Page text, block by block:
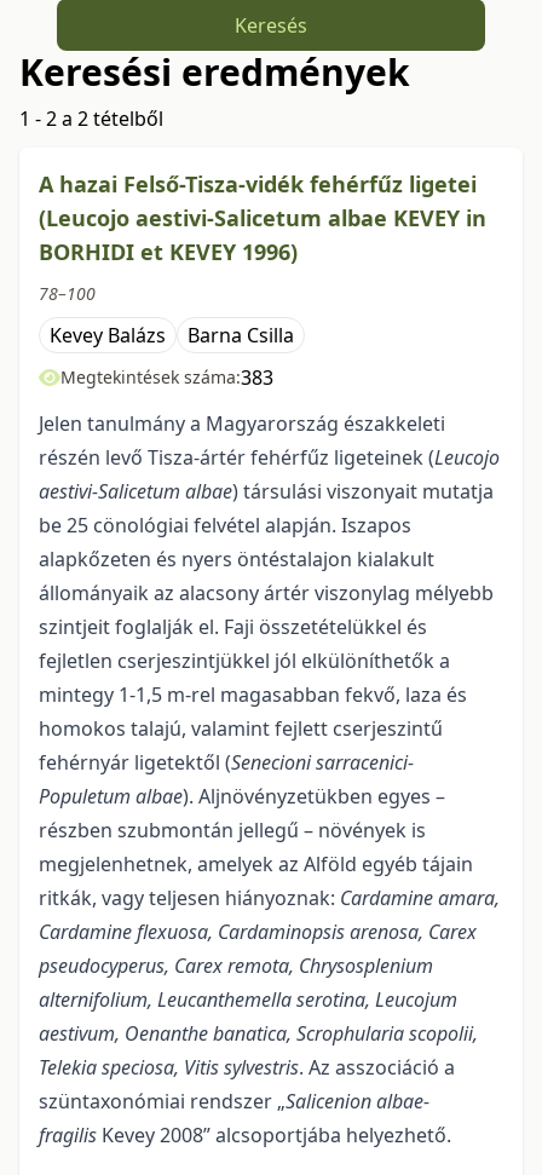
Keresés
Keresési eredmények
1 - 2 a 2 tételből
A hazai Felső-Tisza-vidék fehérfűz ligetei
(Leucojo aestivi-Salicetum albae KEVEY in
BORHIDI et KEVEY 1996)
78–100
Kevey Balázs Barna Csilla
Megtekintések száma:383
Jelen tanulmány a Magyarország északkeleti
részén levő Tisza-ártér fehérfűz ligeteinek (Leucojo
aestivi-Salicetum albae) társulási viszonyait mutatja
be 25 cönológiai felvétel alapján. Iszapos
alapkőzeten és nyers öntéstalajon kialakult
állományaik az alacsony ártér viszonylag mélyebb
szintjeit foglalják el. Faji összetételükkel és
fejletlen cserjeszintjükkel jól elkülöníthetők a
mintegy 1-1,5 m-rel magasabban fekvő, laza és
homokos talajú, valamint fejlett cserjeszintű
fehérnyár ligetektől (Senecioni sarracenici-
Populetum albae). Aljnövényzetükben egyes –
részben szubmontán jellegű – növények is
megjelenhetnek, amelyek az Alföld egyéb tájain
ritkák, vagy teljesen hiányoznak: Cardamine amara,
Cardamine flexuosa, Cardaminopsis arenosa, Carex
pseudocyperus, Carex remota, Chrysosplenium
alternifolium, Leucanthemella serotina, Leucojum
aestivum, Oenanthe banatica, Scrophularia scopolii,
Telekia speciosa, Vitis sylvestris. Az asszociáció a
szüntaxonómiai rendszer „Salicenion albae-
fragilis Kevey 2008” alcsoportjába helyezhető.